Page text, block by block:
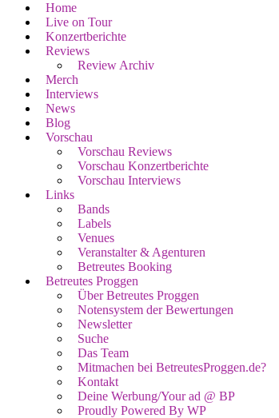
Home
Live on Tour
Konzertberichte
Reviews
Review Archiv
Merch
Interviews
News
Blog
Vorschau
Vorschau Reviews
Vorschau Konzertberichte
Vorschau Interviews
Links
Bands
Labels
Venues
Veranstalter & Agenturen
Betreutes Booking
Betreutes Proggen
Über Betreutes Proggen
Notensystem der Bewertungen
Newsletter
Suche
Das Team
Mitmachen bei BetreutesProggen.de?
Kontakt
Deine Werbung/Your ad @ BP
Proudly Powered By WP